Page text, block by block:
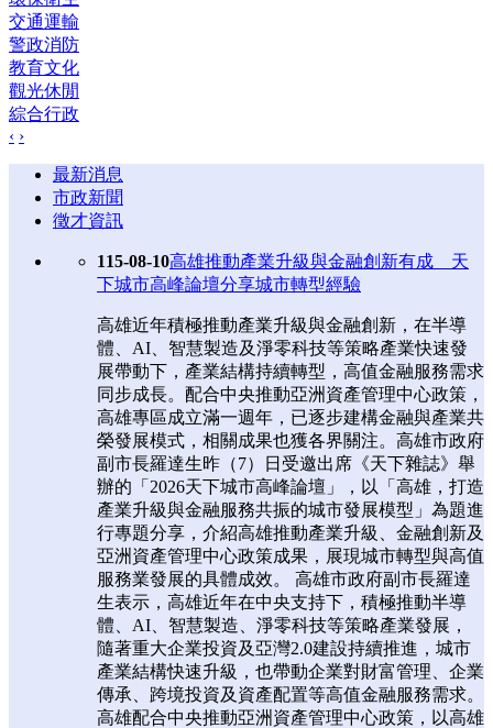
交通運輸
警政消防
教育文化
觀光休閒
綜合行政
‹ ›
最新消息
市政新聞
徵才資訊
115-08-10高雄推動產業升級與金融創新有成 天
下城市高峰論壇分享城市轉型經驗
高雄近年積極推動產業升級與金融創新，在半導
體、AI、智慧製造及淨零科技等策略產業快速發
展帶動下，產業結構持續轉型，高值金融服務需求
同步成長。配合中央推動亞洲資產管理中心政策，
高雄專區成立滿一週年，已逐步建構金融與產業共
榮發展模式，相關成果也獲各界關注。高雄市政府
副市長羅達生昨（7）日受邀出席《天下雜誌》舉
辦的「2026天下城市高峰論壇」，以「高雄，打造
產業升級與金融服務共振的城市發展模型」為題進
行專題分享，介紹高雄推動產業升級、金融創新及
亞洲資產管理中心政策成果，展現城市轉型與高值
服務業發展的具體成效。 高雄市政府副市長羅達
生表示，高雄近年在中央支持下，積極推動半導
體、AI、智慧製造、淨零科技等策略產業發展，
隨著重大企業投資及亞灣2.0建設持續推進，城市
產業結構快速升級，也帶動企業對財富管理、企業
傳承、跨境投資及資產配置等高值金融服務需求。
高雄配合中央推動亞洲資產管理中心政策，以高雄